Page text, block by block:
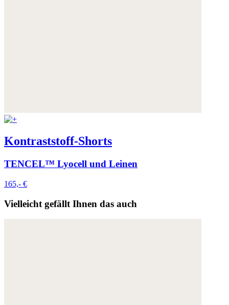
Kontraststoff-Shorts
TENCEL™ Lyocell und Leinen
165,- €
Vielleicht gefällt Ihnen das auch